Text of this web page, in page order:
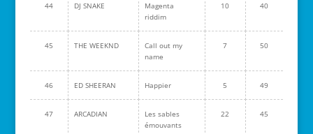
44 DJ SNAKE
Magenta
riddim
10 40
45 THE WEEKND
Call out my
name
7 50
46 ED SHEERAN Happier 5 49
47 ARCADIAN
Les sables
émouvants
22 45